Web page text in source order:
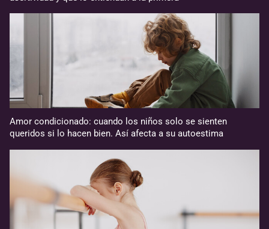
Amor condicionado: cuando los niños solo se sienten
queridos si lo hacen bien. Así afecta a su autoestima